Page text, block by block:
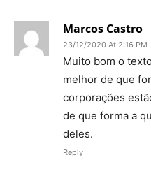
Marcos Castro
23/12/2020 At 2:16 PM
Muito bom o
melhor de que
corporações
de que forma a
deles.
Reply